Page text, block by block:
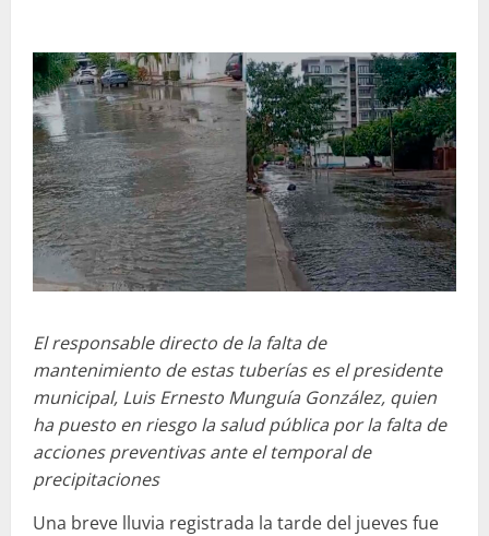
El responsable directo de la falta de
mantenimiento de estas tuberías es el presidente
municipal, Luis Ernesto Munguía González, quien
ha puesto en riesgo la salud pública por la falta de
acciones preventivas ante el temporal de
precipitaciones
Una breve lluvia registrada la tarde del jueves fue